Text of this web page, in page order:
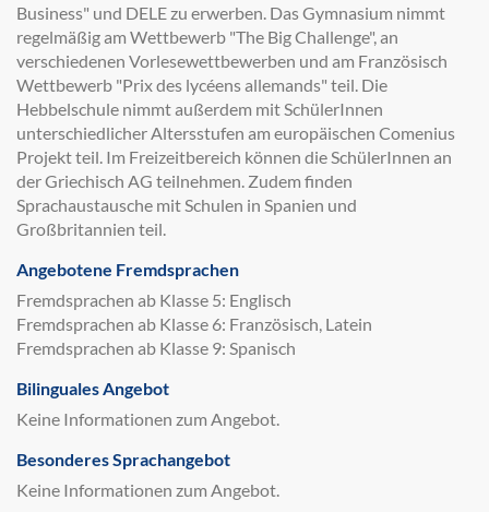
Business" und DELE zu erwerben. Das Gymnasium nimmt
regelmäßig am Wettbewerb "The Big Challenge", an
verschiedenen Vorlesewettbewerben und am Französisch
Wettbewerb "Prix des lycéens allemands" teil. Die
Hebbelschule nimmt außerdem mit SchülerInnen
unterschiedlicher Altersstufen am europäischen Comenius
Projekt teil. Im Freizeitbereich können die SchülerInnen an
der Griechisch AG teilnehmen. Zudem finden
Sprachaustausche mit Schulen in Spanien und
Großbritannien teil.
Angebotene Fremdsprachen
Fremdsprachen ab Klasse 5: Englisch
Fremdsprachen ab Klasse 6: Französisch, Latein
Fremdsprachen ab Klasse 9: Spanisch
Bilinguales Angebot
Keine Informationen zum Angebot.
Besonderes Sprachangebot
Keine Informationen zum Angebot.